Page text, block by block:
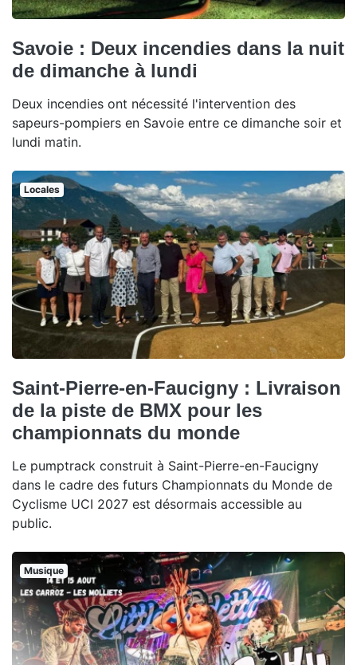
Savoie : Deux incendies dans la nuit
de dimanche à lundi
Deux incendies ont nécessité l'intervention des
sapeurs-pompiers en Savoie entre ce dimanche soir et
lundi matin.
Locales
Saint-Pierre-en-Faucigny : Livraison
de la piste de BMX pour les
championnats du monde
Le pumptrack construit à Saint-Pierre-en-Faucigny
dans le cadre des futurs Championnats du Monde de
Cyclisme UCI 2027 est désormais accessible au
public.
Musique